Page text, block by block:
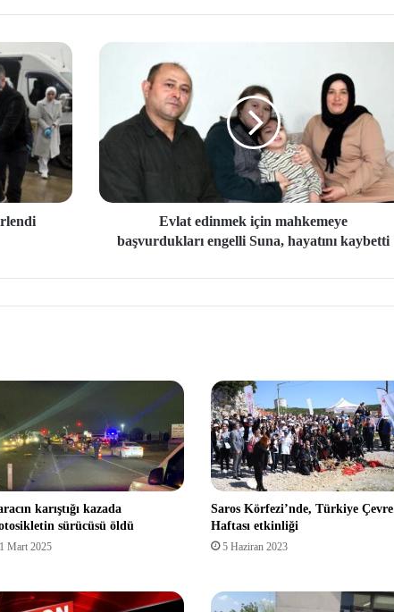
Evlat edinmek için mahkemeye
başvurdukları engelli Suna, hayatını kaybetti
karıştığı kazada
sürücüsü öldü
1 Mart 2025
Saros Körfezi’nde, Türkiye Çevre
Haftası etkinliği
5 Haziran 2023